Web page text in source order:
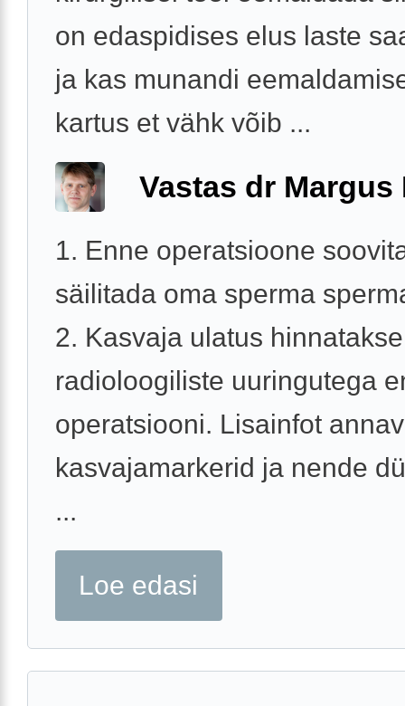
on edaspidises elus laste
ja kas munandi
kartus et vähk võib ...
Vastas dr Margus
1. Enne operatsioone
säilitada oma sperma
2. Kasvaja ulatus
radioloogiliste uuringutega
operatsiooni. Lisainfot
kasvajamarkerid ja nende
...
Loe edasi